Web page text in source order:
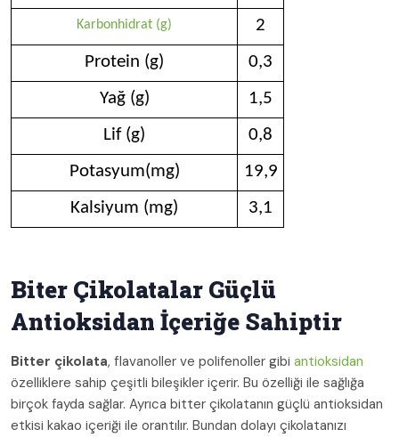
Karbonhidrat (g)
2
Protein (g)
0,3
Yağ (g)
1,5
Lif (g)
0,8
Potasyum(mg)
19,9
Kalsiyum (mg)
3,1
Biter Çikolatalar Güçlü
Antioksidan İçeriğe Sahiptir
Bitter çikolata, flavanoller ve polifenoller gibi antioksidan
özelliklere sahip çeşitli bileşikler içerir. Bu özelliği ile sağlığa
birçok fayda sağlar. Ayrıca bitter çikolatanın güçlü antioksidan
etkisi kakao içeriği ile orantılır. Bundan dolayı çikolatanızı